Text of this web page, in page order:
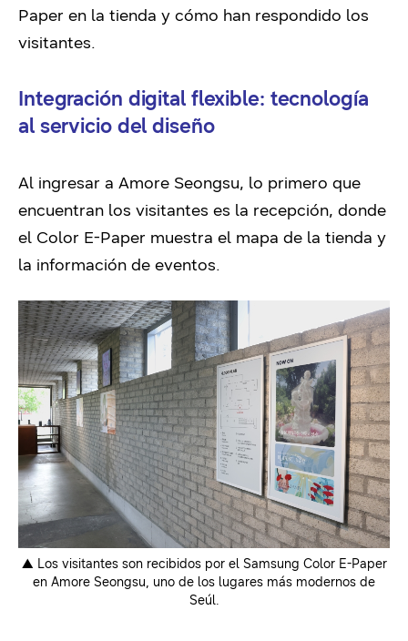
Paper en la tienda y cómo han respondido los
visitantes.
Integración digital flexible: tecnología
al servicio del diseño
Al ingresar a Amore Seongsu, lo primero que
encuentran los visitantes es la recepción, donde
el Color E-Paper muestra el mapa de la tienda y
la información de eventos.
▲ Los visitantes son recibidos por el Samsung Color E-Paper
en Amore Seongsu, uno de los lugares más modernos de
Seúl.